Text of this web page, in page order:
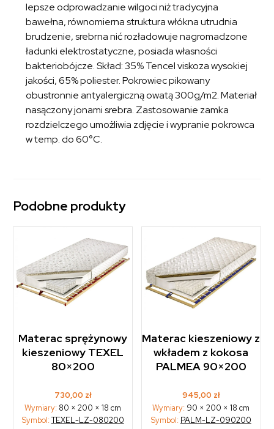
lepsze odprowadzanie wilgoci niż tradycyjna
bawełna, równomierna struktura włókna utrudnia
brudzenie, srebrna nić rozładowuje nagromadzone
ładunki elektrostatyczne, posiada własności
bakteriobójcze. Skład: 35% Tencel viskoza wysokiej
jakości, 65% poliester. Pokrowiec pikowany
obustronnie antyalergiczną owatą 300g/m2. Materiał
nasączony jonami srebra. Zastosowanie zamka
rozdzielczego umożliwia zdjęcie i wypranie pokrowca
w temp. do 60°C.
Podobne produkty
Materac sprężynowy
kieszeniowy TEXEL
80×200
730,00 zł
Wymiary: 80 × 200 × 18 cm
Symbol:TEXEL-LZ-080200
Materac kieszeniowy z
wkładem z kokosa
PALMEA 90×200
945,00 zł
Wymiary: 90 × 200 × 18 cm
Symbol: PALM-LZ-090200